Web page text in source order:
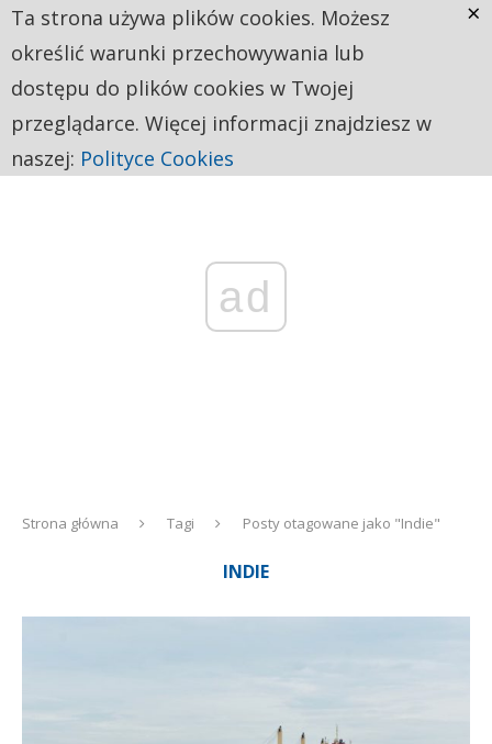
ad
Strona główna Tagi Posty otagowane jako "Indie"
INDIE
Ta strona używa plików cookies. Możesz
określić warunki przechowywania lub
dostępu do plików cookies w Twojej
przeglądarce. Więcej informacji znajdziesz w
naszej: Polityce Cookies
×